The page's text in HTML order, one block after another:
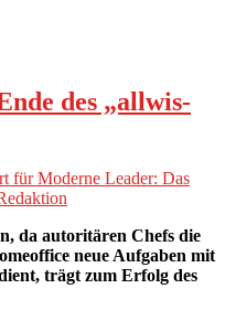
des „allwis­
für Moderne Leader: Das
da auto­ri­tären Chefs die
neue Aufgaben mit
trägt zum Erfolg des